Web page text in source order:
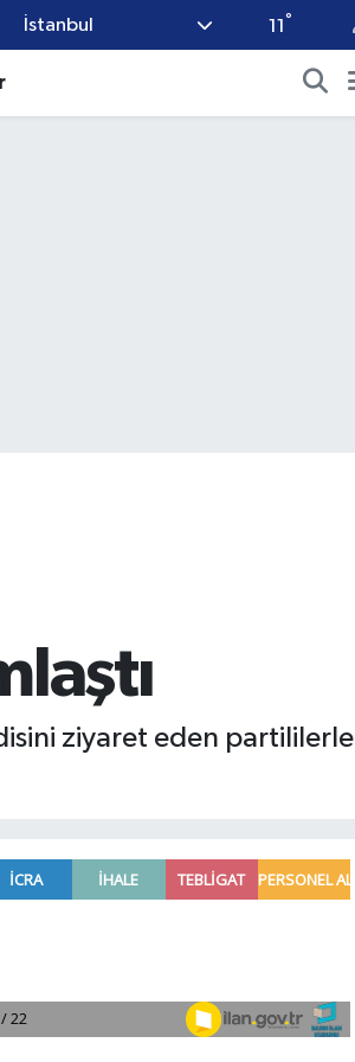
İstanbul 11 °
ziyaret eden partililerle